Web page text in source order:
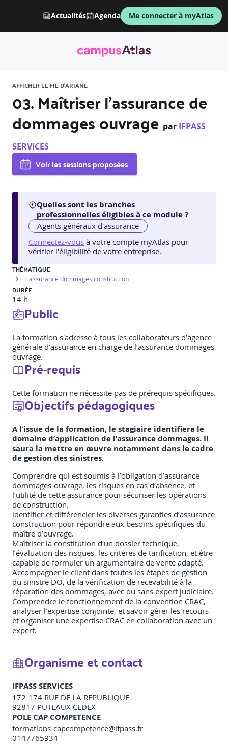
Actualités Agenda Me connecter à myAtlas
AFFICHER LE FIL D'ARIANE
03. Maîtriser l’assurance de
dommages ouvrage par IFPASS
SERVICES
Voir les sessions proposées
Quelles sont les branches
professionnelles éligibles à ce module ?
Agents généraux d'assurance
Connectez-vous à votre compte myAtlas pour
vérifier l'éligibilité de votre entreprise.
THÉMATIQUE
L'assurance dommages construction
DURÉE
14 h
Public
La formation s'adresse à tous les collaborateurs d’agence
générale d’assurance en charge de l’assurance dommages
ouvrage.
Pré-requis
Cette formation ne nécessite pas de prérequis spécifiques.
Objectifs pédagogiques
A l’issue de la formation, le stagiaire identifiera le
domaine d’application de l’assurance dommages. Il
saura la mettre en œuvre notamment dans le cadre
de gestion des sinistres.
Comprendre qui est soumis à l’obligation d’assurance
dommages-ouvrage, les risques en cas d’absence, et
l’utilité de cette assurance pour sécuriser les opérations
de construction.
identifier et différencier les diverses garanties d’assurance
construction pour répondre aux besoins spécifiques du
maître d’ouvrage.
Maîtriser la constitution d’un dossier technique,
l’évaluation des risques, les critères de tarification, et être
capable de formuler un argumentaire de vente adapté.
Accompagner le client dans toutes les étapes de gestion
du sinistre DO, de la vérification de recevabilité à la
réparation des dommages, avec ou sans expert judiciaire.
Comprendre le fonctionnement de la convention CRAC,
analyser l’expertise conjointe, et savoir gérer les recours
et organiser une expertise CRAC en collaboration avec un
expert.
Organisme et contact
IFPASS SERVICES
172-174 RUE DE LA REPUBLIQUE
92817 PUTEAUX CEDEX
POLE CAP COMPETENCE
formations-capcompetence@ifpass.fr
0147765934